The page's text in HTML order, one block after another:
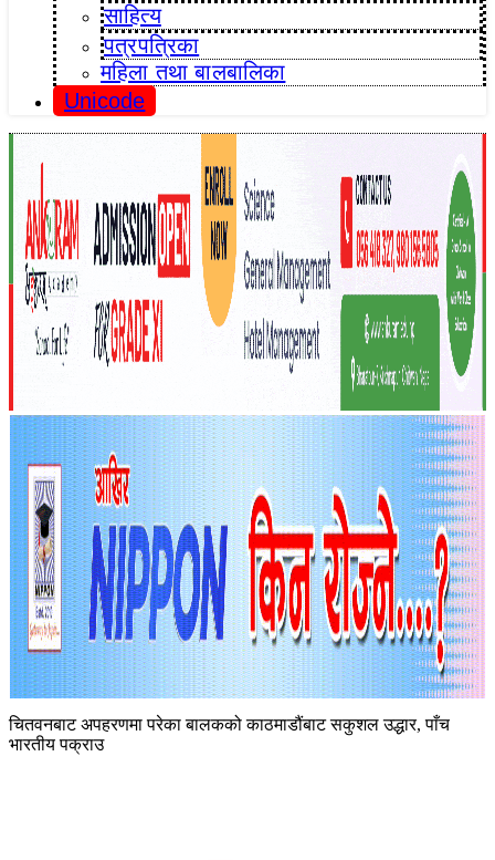
साहित्य
पत्रपत्रिका
महिला तथा बालबालिका
Unicode
चितवनबाट अपहरणमा परेका बालकको काठमाडौंबाट सकुशल उद्धार, पाँच
भारतीय पक्राउ